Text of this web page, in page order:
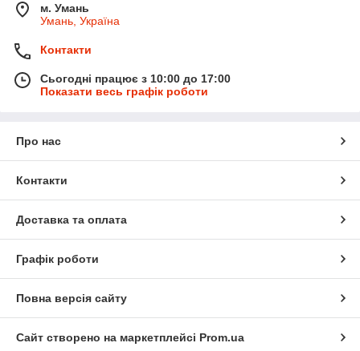
м. Умань
Умань, Україна
Контакти
Сьогодні працює з 10:00 до 17:00
Показати весь графік роботи
Про нас
Контакти
Доставка та оплата
Графік роботи
Повна версія сайту
Сайт створено на маркетплейсі Prom.ua